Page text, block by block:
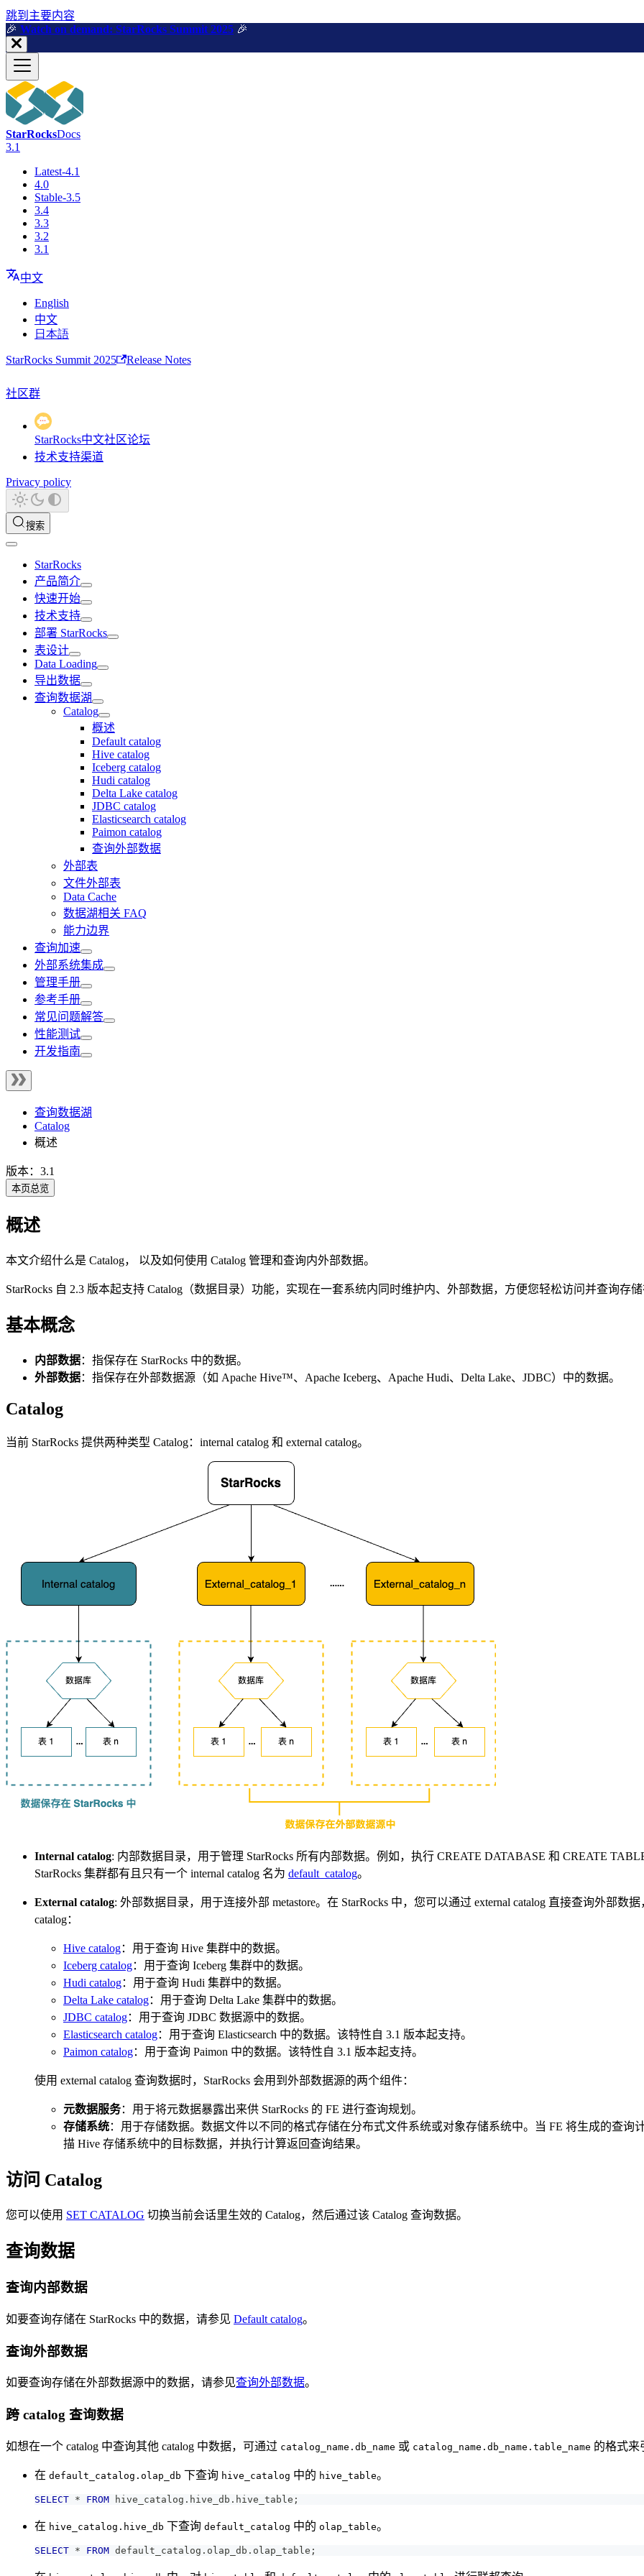
跳到主要内容
🎉️ Watch on demand: StarRocks Summit 2025 🎉️
StarRocksDocs
3.1
Latest-4.1
4.0
Stable-3.5
3.4
3.3
3.2
3.1
中文
English
中文
日本語
StarRocks Summit 2025 Release Notes
社区群
StarRocks中文社区论坛
技术支持渠道
Privacy policy
搜索
StarRocks
产品简介
快速开始
技术支持
部署 StarRocks
表设计
Data Loading
导出数据
查询数据湖
Catalog
概述
Default catalog
Hive catalog
Iceberg catalog
Hudi catalog
Delta Lake catalog
JDBC catalog
Elasticsearch catalog
Paimon catalog
查询外部数据
外部表
文件外部表
Data Cache
数据湖相关 FAQ
能力边界
查询加速
外部系统集成
管理手册
参考手册
常见问题解答
性能测试
开发指南
查询数据湖
Catalog
概述
版本：3.1
本页总览
概述
本文介绍什么是 Catalog， 以及如何使用 Catalog 管理和查询内外部数据。
StarRocks 自 2.3 版本起支持 Catalog（数据目录）功能，实现在一套系统内同时维护内、外部数据，方便您轻松访问并查询存
基本概念
内部数据：指保存在 StarRocks 中的数据。
外部数据：指保存在外部数据源（如 Apache Hive™、Apache Iceberg、Apache Hudi、Delta Lake、JDBC）中的数据。
Catalog
当前 StarRocks 提供两种类型 Catalog：internal catalog 和 external catalog。
Internal catalog: 内部数据目录，用于管理 StarRocks 所有内部数据。例如，执行 CREATE DATABASE 和 CREATE
StarRocks 集群都有且只有一个 internal catalog 名为 default_catalog。
External catalog: 外部数据目录，用于连接外部 metastore。在 StarRocks 中，您可以通过 external catalog 直接查询外部
catalog：
Hive catalog：用于查询 Hive 集群中的数据。
Iceberg catalog：用于查询 Iceberg 集群中的数据。
Hudi catalog：用于查询 Hudi 集群中的数据。
Delta Lake catalog：用于查询 Delta Lake 集群中的数据。
JDBC catalog：用于查询 JDBC 数据源中的数据。
Elasticsearch catalog：用于查询 Elasticsearch 中的数据。该特性自 3.1 版本起支持。
Paimon catalog：用于查询 Paimon 中的数据。该特性自 3.1 版本起支持。
使用 external catalog 查询数据时，StarRocks 会用到外部数据源的两个组件：
元数据服务：用于将元数据暴露出来供 StarRocks 的 FE 进行查询规划。
存储系统：用于存储数据。数据文件以不同的格式存储在分布式文件系统或对象存储系统中。当 FE 将生成的查询
描 Hive 存储系统中的目标数据，并执行计算返回查询结果。
访问 Catalog
您可以使用 SET CATALOG 切换当前会话里生效的 Catalog，然后通过该 Catalog 查询数据。
查询数据
查询内部数据
如要查询存储在 StarRocks 中的数据，请参见 Default catalog。
查询外部数据
如要查询存储在外部数据源中的数据，请参见查询外部数据。
跨 catalog 查询数据
如想在一个 catalog 中查询其他 catalog 中数据，可通过 catalog_name.db_name 或 catalog_name.db_name.table_name 的格式来
在 default_catalog.olap_db 下查询 hive_catalog 中的 hive_table。
SELECT * FROM hive_catalog . hive_db . hive_table ;
在 hive_catalog.hive_db 下查询 default_catalog 中的 olap_table。
SELECT * FROM default_catalog . olap_db . olap_table ;